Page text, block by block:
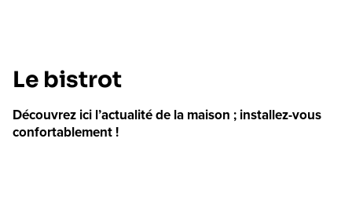
Le bistrot
Découvrez ici l’actualité de la maison ; installez-vous
confortablement !